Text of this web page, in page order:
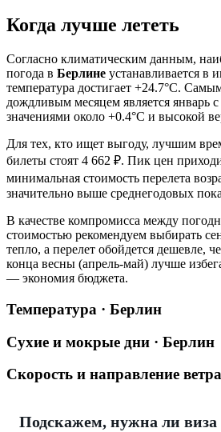
Когда лучше лететь
Согласно климатическим данным,
погода в Берлине устанавливается в
температура достигает +24.7°C.
дождливым месяцем является январь
значениями около +0.4°C и высокой
Для тех, кто ищет выгоду, лучшим
билеты стоят 4 662 ₽. Пик цен
минимальная стоимость перелета
значительно выше среднегодовых
В качестве компромисса между
стоимостью рекомендуем выбирать
тепло, а перелет обойдется дешевле,
конца весны (апрель-май) лучше
— экономия бюджета.
Температура · Берлин
Сухие и мокрые дни · Берлин
Скорость и направление
Подскажем, нужна ли виза